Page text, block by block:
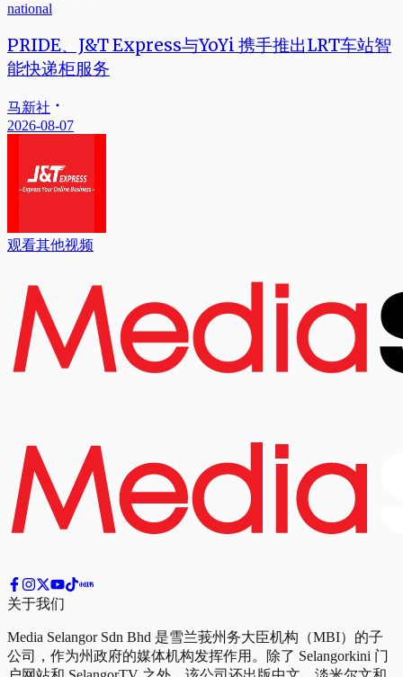
national
PRIDE、J&T Express与YoYi 携手推出LRT车站智
能快递柜服务
马新社
2026-08-07
观看其他视频
关于我们
Media Selangor Sdn Bhd 是雪兰莪州务大臣机构（MBI）的子
公司，作为州政府的媒体机构发挥作用。除了 Selangorkini 门